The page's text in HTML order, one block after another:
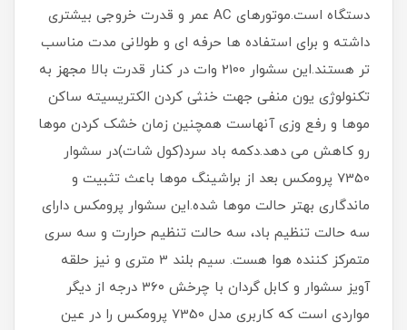
دستگاه است.موتورهای AC عمر و قدرت خروجی بیشتری
داشته و برای استفاده ها حرفه ای و طولانی مدت مناسب
تر هستند.این سشوار 2100 وات در کنار قدرت بالا مجهز به
تکنولوژی یون منفی جهت خنثی کردن الکتریسیته ساکن
موها و رفع وزی آنهاست همچنین زمان خشک کردن موها
رو کاهش می دهد.دکمه باد سرد(کول شات)در سشوار
7350 پرومکس بعد از براشینگ موها باعث تثبیت و
ماندگاری بهتر حالت موها شده.این سشوار پرومکس دارای
سه حالت تنظیم باد، سه حالت تنظیم حرارت و سه سری
متمرکز کننده هوا هست. سیم بلند 3 متری و نیز حلقه
آویز سشوار و کابل گردان با چرخش ۳۶۰ درجه از دیگر
مواردی است که کاربری مدل 7350 پرومکس را در عین